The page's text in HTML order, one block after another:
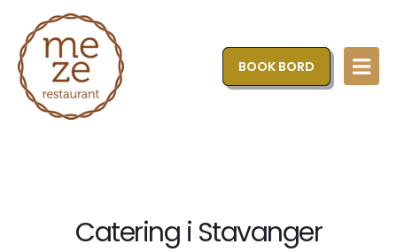
BOOK BORD
Catering i Stavanger